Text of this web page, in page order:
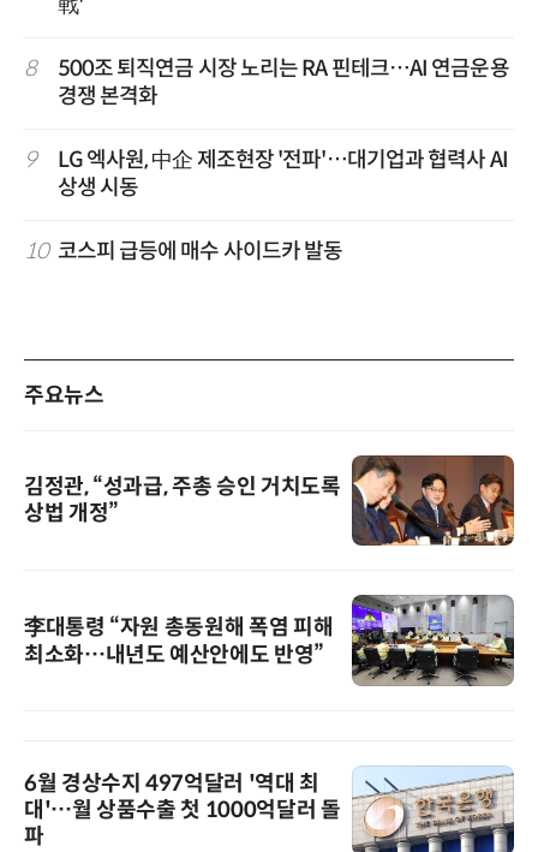
8
500조 퇴직연금 시장 노리는 RA 핀테크…AI 연금운용
경쟁 본격화
9
LG 엑사원, 中企 제조현장 '전파'…대기업과 협력사 AI
상생 시동
10 코스피 급등에 매수 사이드카 발동
주요뉴스
김정관, “성과급, 주총 승인 거치도록
상법 개정”
李대통령 “자원 총동원해 폭염 피해
최소화…내년도 예산안에도 반영”
6월 경상수지 497억달러 '역대 최
대'…월 상품수출 첫 1000억달러 돌
파